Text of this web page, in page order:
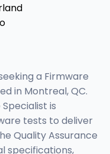
a Firmware
in Montreal, QC.
is
tests to deliver
Quality Assurance
specifications,